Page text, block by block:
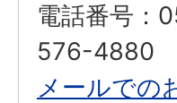
電話番号：
576-4880
メールでの